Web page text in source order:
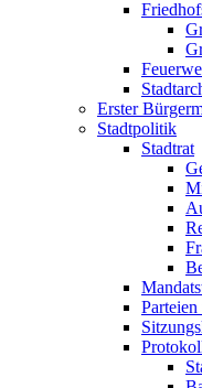
Erster
Stadtpolitik
Stadtrat